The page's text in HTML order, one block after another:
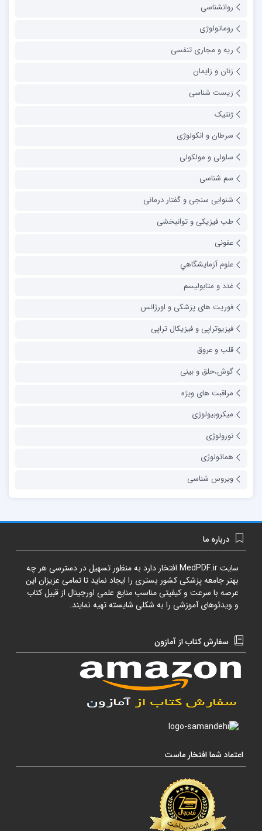
روانشناسی
روماتولوژی
ریه و مجاری تنفسی
زنان و زایمان
زیست شناسی
ژنتیک
سرطان و انکولوژی
سلولی و مولکولی
سم شناسی
شنوایی سنجی و گفتار درمانی
طب فیزیکی و توانبخشی
عفونی
علوم آزمايشگاهي
غدد و متابولیسم
فوریت های پزشکی و اورژانس
فیزیوتراپی و فیزیکال تراپی
قلب و عروق
گوش،حلق و بینی
مراقبت های ویژه
میکروبیولوژی
نورولوژی
هماتولوژی
ویروس شناسی
درباره ما
سایتMedPDF.ir افتخار دارد به منظور تسهیل در دسترسی هر چه
بهتر جامعه پزشکی کشور بستری را ایجاد نماید تا تمامی عزیزان این
عرصه با سرعت و کیفیتی مناسب منایع علمی اورجینال از قبیل کتاب
و ویدئوهای آموزشی را به شکلی شایسته تهیه نمایند.
سفارش کتاب از آمازون
اعتماد شما افتخار ماست